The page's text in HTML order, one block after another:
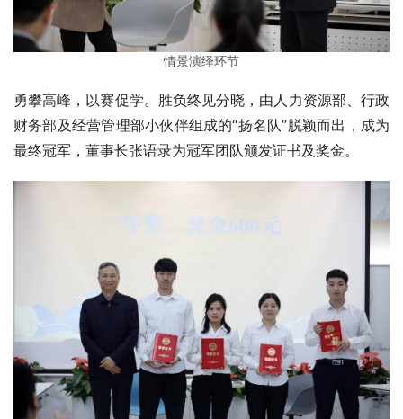
情景演绎环节
勇攀高峰，以赛促学。胜负终见分晓，由人力资源部、行政
财务部及经营管理部小伙伴组成的“扬名队”脱颖而出，成为
最终冠军，董事长张语录为冠军团队颁发证书及奖金。